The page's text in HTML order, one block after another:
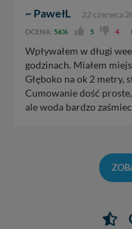
~ PawełL 22 czerwca
OCENA: 56% 5 4
Wpływałem w długi
godzinach. Miałem
Głęboko na ok 2 metry,
Cumowanie dość
ale woda bardzo